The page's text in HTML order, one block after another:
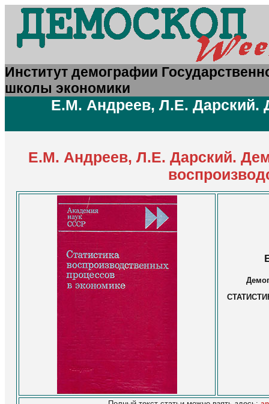
Институт демографии
школы экономики
Е.М. Андреев, Л.Е. Дарский.
Е.М. Андреев, Л.Е. Дарский.